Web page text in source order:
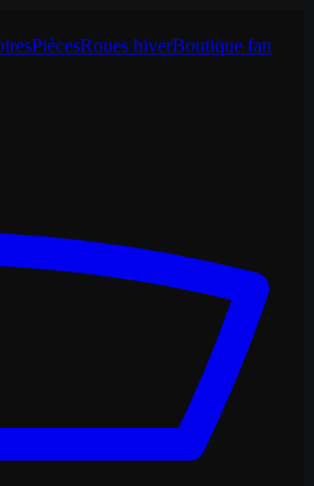
PiècesRoues hiverBoutique fan